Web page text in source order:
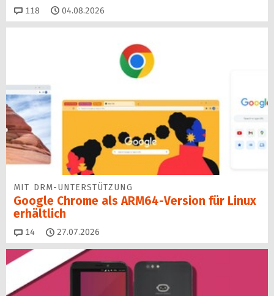
118 Kommentare
04.08.2026
MIT DRM-UNTERSTÜTZUNG
Google Chrome als ARM64-Version für Linux
erhältlich
14 Kommentare
27.07.2026